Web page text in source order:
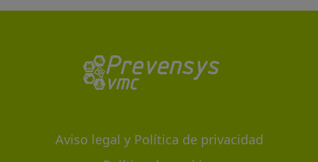
Aviso legal y Política de privacidad